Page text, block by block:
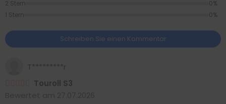
2 Stern
0%
1 Stern
0%
Schreiben Sie einen Kommentar
T*********r
Touroll S3